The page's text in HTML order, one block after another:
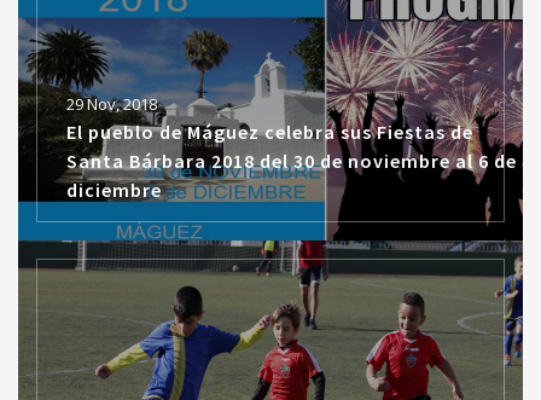
29 Nov, 2018
El pueblo de Máguez celebra sus Fiestas de
Santa Bárbara 2018 del 30 de noviembre al 6 de
diciembre